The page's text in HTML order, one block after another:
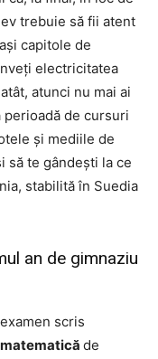
trebuie să fii atent
capitole de
electricitatea
atunci nu mai ai
de cursuri
și mediile de
să te gândești la ce
stabilită în Suedia
an de gimnaziu
scris
matematică de